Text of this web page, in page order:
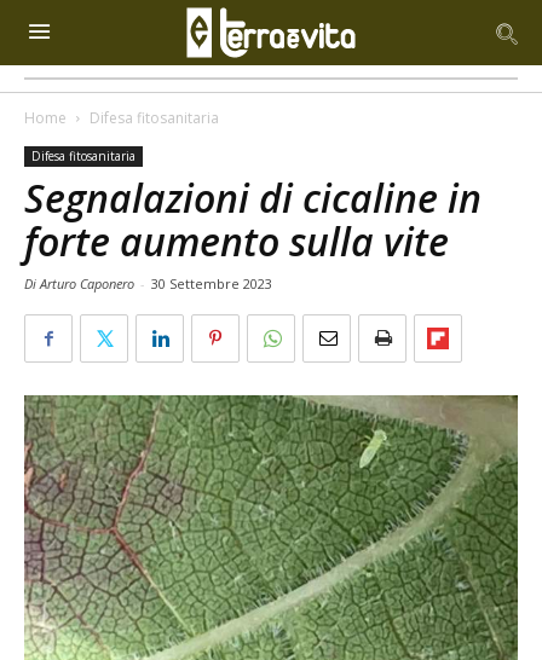
Home Difesa fitosanitaria
Difesa fitosanitaria
Segnalazioni di cicaline in
forte aumento sulla vite
Di Arturo Caponero - 30 Settembre 2023